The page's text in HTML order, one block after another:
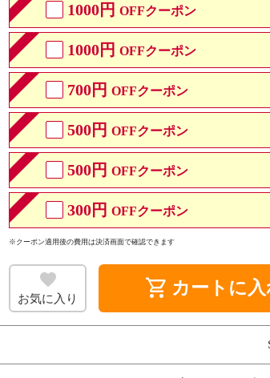
1000円 OFFクーポン
1000円 OFFクーポン
700円 OFFクーポン
500円 OFFクーポン
500円 OFFクーポン
300円 OFFクーポン
※クーポン適用後の費用は決済画面で確認できます
お気に入り shopping_cart カートに入